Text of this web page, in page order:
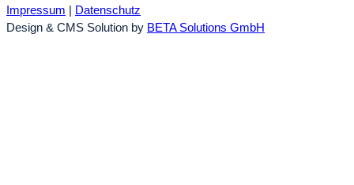
Impressum | Datenschutz
Design & CMS Solution by BETA Solutions GmbH